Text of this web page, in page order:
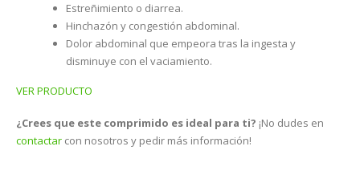
Estreñimiento o diarrea.
Hinchazón y congestión abdominal.
Dolor abdominal que empeora tras la ingesta y
disminuye con el vaciamiento.
VER PRODUCTO
¿Crees que este comprimido es ideal para ti? ¡No dudes en
contactar con nosotros y pedir más información!